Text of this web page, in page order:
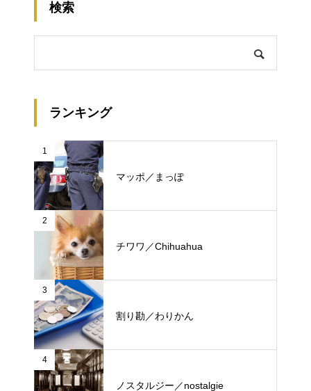
検索
ランキング
1
マッポ／まっぽ
2
チワワ／Chihuahua
3
割り勘／わりかん
4
ノスタルジー／nostalgie